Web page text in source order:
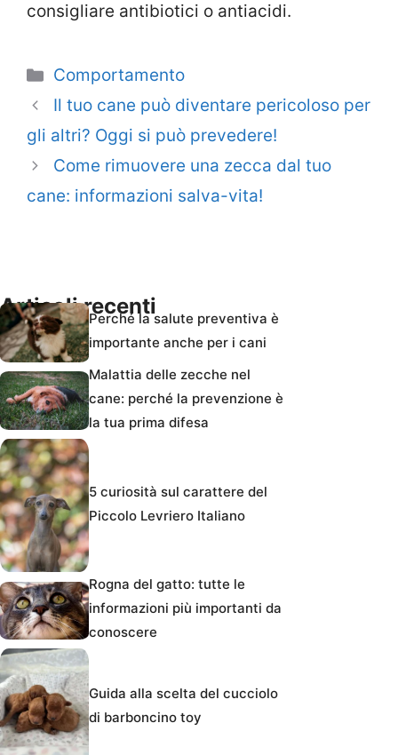
consigliare antibiotici o antiacidi.
Categorie
Comportamento
Il tuo cane può diventare pericoloso per
gli altri? Oggi si può prevedere!
Come rimuovere una zecca dal tuo
cane: informazioni salva-vita!
Articoli recentiPerché la salute preventiva è
importante anche per i cani
Malattia delle zecche nel
cane: perché la prevenzione è
la tua prima difesa
5 curiosità sul carattere del
Piccolo Levriero Italiano
Rogna del gatto: tutte le
informazioni più importanti da
conoscere
Guida alla scelta del cucciolo
di barboncino toy